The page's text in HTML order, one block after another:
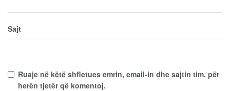
Sajt
Ruaje në këtë shfletues emrin, email-in dhe sajtin tim, për
herën tjetër që komentoj.